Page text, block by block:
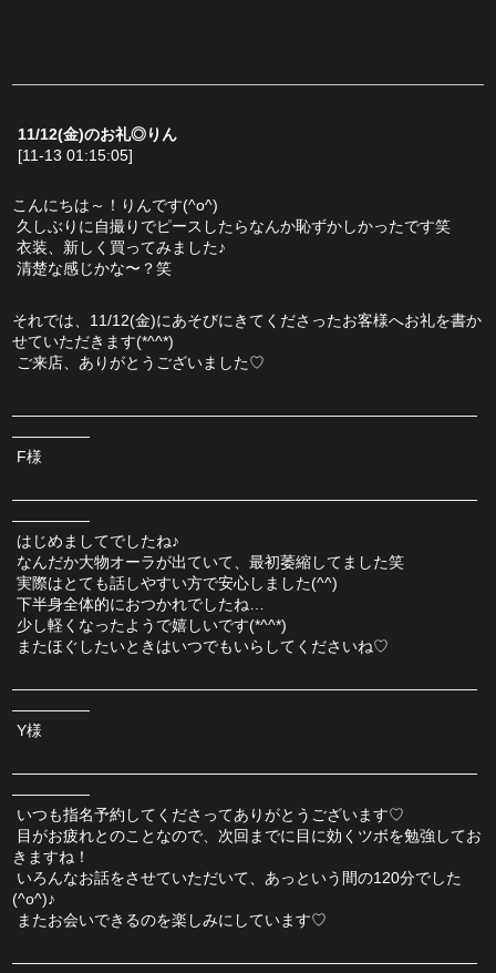
11/12(金)のお礼◎りん
[11-13 01:15:05]
こんにちは～！りんです(^o^)
久しぶりに自撮りでピースしたらなんか恥ずかしかったです笑
衣装、新しく買ってみました♪
清楚な感じかな〜？笑
それでは、11/12(金)にあそびにきてくださったお客様へお礼を書か
せていただきます(*^^*)
ご来店、ありがとうございました♡
――――――――――――――――――――――――――――――
―――――
F様
――――――――――――――――――――――――――――――
―――――
はじめましてでしたね♪
なんだか大物オーラが出ていて、最初萎縮してました笑
実際はとても話しやすい方で安心しました(^^)
下半身全体的におつかれでしたね…
少し軽くなったようで嬉しいです(*^^*)
またほぐしたいときはいつでもいらしてくださいね♡
――――――――――――――――――――――――――――――
―――――
Y様
――――――――――――――――――――――――――――――
―――――
いつも指名予約してくださってありがとうございます♡
きますね！
(^o^)♪
またお会いできるのを楽しみにしています♡
――――――――――――――――――――――――――――――